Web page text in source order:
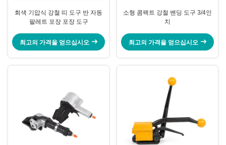
회색 기압식 강철 띠 도구 반 자동
팔레트 포장 포장 도구
최고의 가격을 얻으십시오
소형 콤팩트 강철 밴딩 도구 3/4인
치
최고의 가격을 얻으십시오